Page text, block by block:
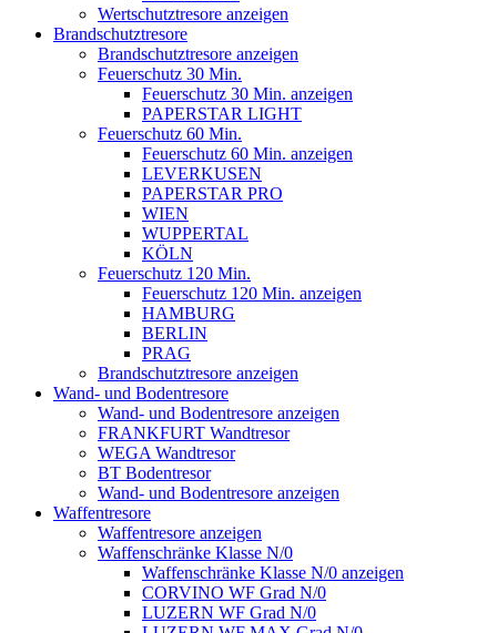
Wertschutztresore anzeigen
Brandschutztresore
Brandschutztresore anzeigen
Feuerschutz 30 Min.
Feuerschutz 30 Min. anzeigen
PAPERSTAR LIGHT
Feuerschutz 60 Min.
Feuerschutz 60 Min. anzeigen
LEVERKUSEN
PAPERSTAR PRO
WIEN
WUPPERTAL
KÖLN
Feuerschutz 120 Min.
Feuerschutz 120 Min. anzeigen
HAMBURG
BERLIN
PRAG
Brandschutztresore anzeigen
Wand- und Bodentresore
Wand- und Bodentresore anzeigen
FRANKFURT Wandtresor
WEGA Wandtresor
BT Bodentresor
Wand- und Bodentresore anzeigen
Waffentresore
Waffentresore anzeigen
Waffenschränke Klasse N/0
Waffenschränke Klasse N/0 anzeigen
CORVINO WF Grad N/0
LUZERN WF Grad N/0